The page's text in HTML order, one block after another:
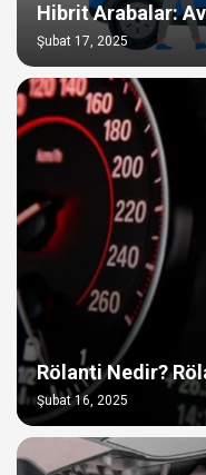
Hibrit Arabalar:
Şubat 17, 2025
Rölanti Nedir?
Şubat 16, 2025